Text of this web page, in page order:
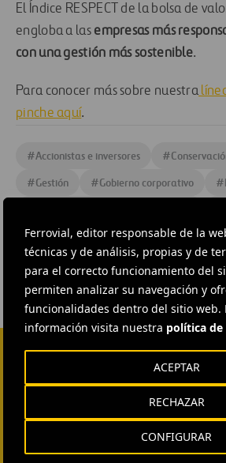
Ferrovial, editor responsable de la
técnicas y de análisis, propias y de
para el correcto funcionamiento del
permiten analizar su navegación y
funcionalidades dentro del sitio web.
información visita nuestra política de
CONFIGURAR
RECHAZAR
ACEPTAR
El Índice RESPECT de la bolsa de
engloba a las empresas más
con una gestión más sostenible.
Para conocer más sobre nuestra
pinche aquí.
#Accionistas e inversores #
#Gestión #Gobierno corporativo #
#Budimex
CONTACTA CON NOSOTROS
HEAD OF EXTERNAL
INSTITUTIONAL RELATIONS
Ana García Ruiz